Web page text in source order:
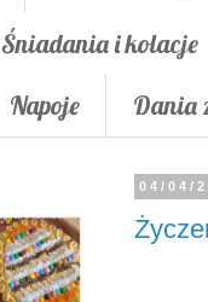
Śniadania i kolacje
Napoje Dania
04/04/